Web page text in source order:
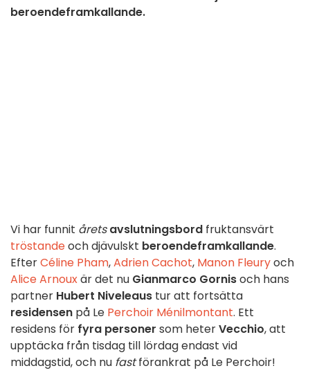
beroendeframkallande.
Vi har funnit årets avslutningsbord fruktansvärt
tröstandeoch djävulskt beroendeframkallande.
EfterCéline Pham,Adrien Cachot, Manon Fleuryoch
Alice Arnouxär det nu Gianmarco Gornisoch hans
partner Hubert Niveleaus tur att fortsätta
residensen på Le Perchoir Ménilmontant. Ett
residens för fyra personer som heterVecchio, att
upptäcka från tisdag till lördag endast vid
middagstid, och nu fastförankrat på Le Perchoir!